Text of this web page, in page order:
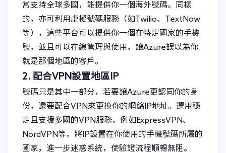
常支持全球多國，能提供你一個海外號碼。同樣
的，亦可利用虛擬號碼服務（如Twilio、TextNow
等），這些平台可以提供你一個在特定國家的手機
號，並且可以在線管理與使用，讓Azure誤以為你
就是那個地區的客戶。
2. 配合VPN設置地區IP
號碼只是其中一部分，若要讓Azure更認同你的身
份，還要配合VPN來更換你的網絡IP地址。選用穩
定且支援多國的VPN服務，例如ExpressVPN、
NordVPN等，將IP設置在你使用的手機號碼所屬的
國家，進一步迷惑系統，使驗證流程順暢無阻。